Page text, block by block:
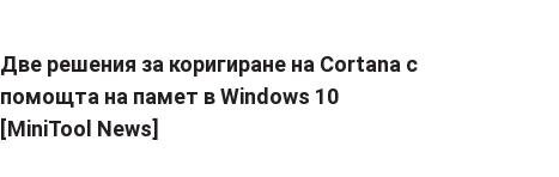
Две решения за коригиране на Cortana с
помощта на памет в Windows 10
[MiniTool News]